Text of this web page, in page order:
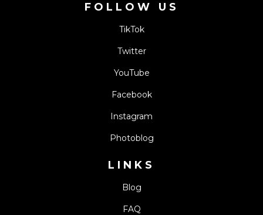
FOLLOW US
TikTok
Twitter
YouTube
Facebook
Instagram
Photoblog
LINKS
Blog
FAQ